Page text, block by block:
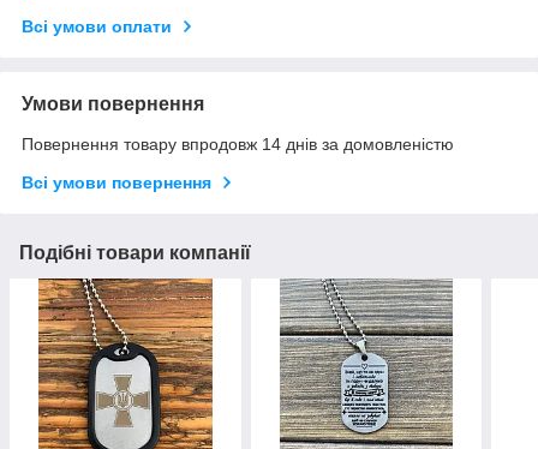
Всі умови оплати
Умови повернення
Повернення товару впродовж 14 днів за домовленістю
Всі умови повернення
Подібні товари компанії